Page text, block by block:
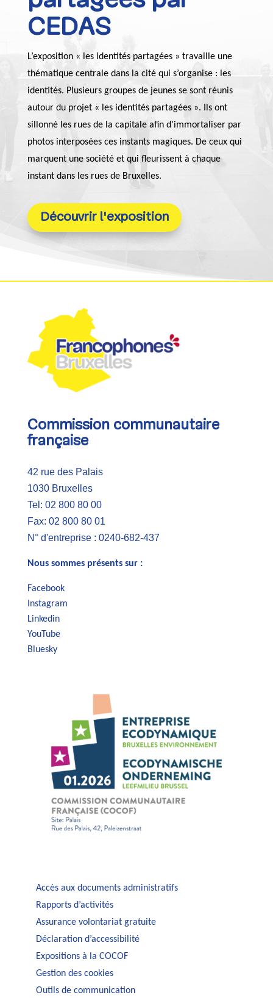
CEDAS
L’exposition « les identités partagées » travaille une
thématique centrale dans la cité qui s’organise : les
identités. Plusieurs groupes de jeunes se sont réunis
autour du projet « les identités partagées ». Ils ont
sillonné les rues de la capitale afin d’immortaliser par
photos interposées ces instants magiques. De ceux qui
marquent une société et qui fleurissent à chaque
instant dans les rues de Bruxelles.
Découvrir l'exposition
Commission communautaire
française
42 rue des Palais
1030 Bruxelles
Tel: 02 800 80 00
Fax: 02 800 80 01
N° d'entreprise : 0240-682-437
Nous sommes présents sur :
Facebook
Instagram
Linkedin
YouTube
Bluesky
Accès aux documents administratifs
Rapports d’activités
Assurance volontariat gratuite
Déclaration d’accessibilité
Expositions à la COCOF
Gestion des cookies
Outils de communication